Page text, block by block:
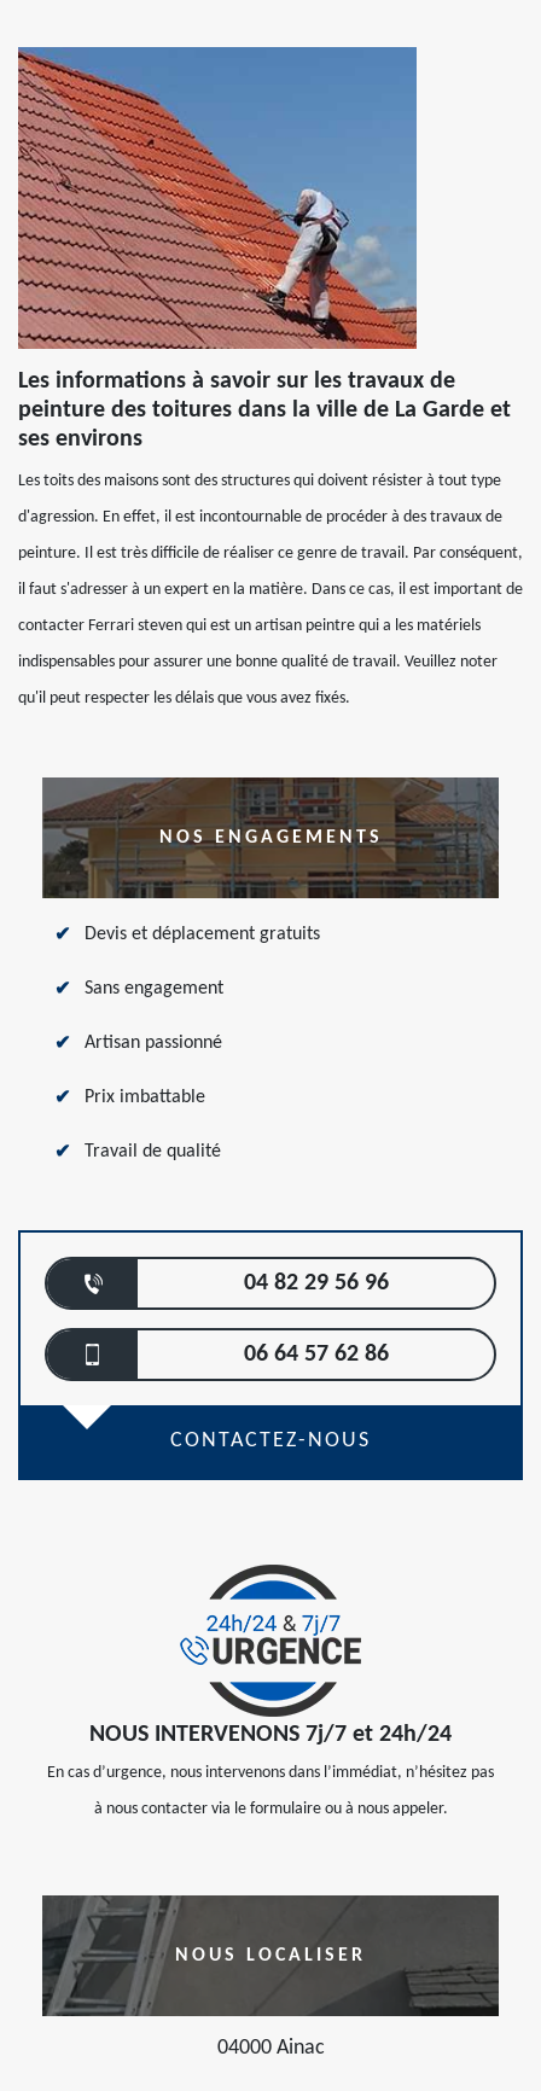
Les informations à savoir sur les travaux de
peinture des toitures dans la ville de La Garde et
ses environs
Les toits des maisons sont des structures qui doivent résister à tout type
d'agression. En effet, il est incontournable de procéder à des travaux de
peinture. Il est très difficile de réaliser ce genre de travail. Par conséquent,
il faut s'adresser à un expert en la matière. Dans ce cas, il est important de
contacter Ferrari steven qui est un artisan peintre qui a les matériels
indispensables pour assurer une bonne qualité de travail. Veuillez noter
qu'il peut respecter les délais que vous avez fixés.
NOS ENGAGEMENTS
Devis et déplacement gratuits
Sans engagement
Artisan passionné
Prix imbattable
Travail de qualité
04 82 29 56 96
06 64 57 62 86
CONTACTEZ-NOUS
NOUS INTERVENONS 7j/7 et 24h/24
En cas d’urgence, nous intervenons dans l’immédiat, n’hésitez pas
à nous contacter via le formulaire ou à nous appeler.
NOUS LOCALISER
04000 Ainac